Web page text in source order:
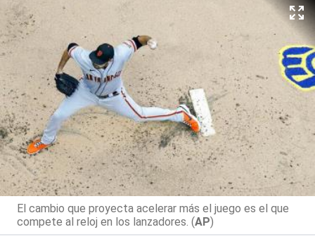
El cambio que proyecta acelerar más el juego es el que
compete al reloj en los lanzadores. (AP)